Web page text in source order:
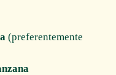
(preferentemente